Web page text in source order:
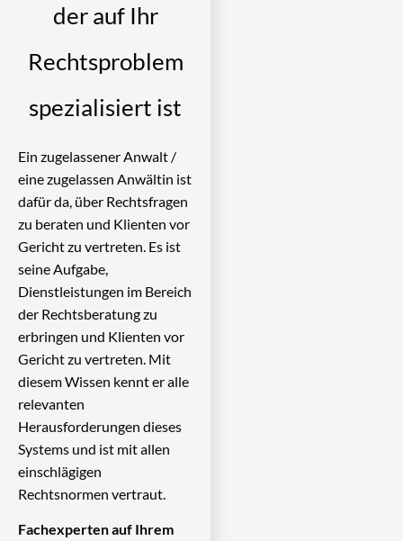
der auf Ihr
Rechtsproblem
spezialisiert ist
Ein zugelassener Anwalt /
eine zugelassen Anwältin ist
dafür da, über Rechtsfragen
zu beraten und Klienten vor
Gericht zu vertreten. Es ist
seine Aufgabe,
Dienstleistungen im Bereich
der Rechtsberatung zu
erbringen und Klienten vor
Gericht zu vertreten. Mit
diesem Wissen kennt er alle
relevanten
Herausforderungen dieses
Systems und ist mit allen
einschlägigen
Rechtsnormen vertraut.
Fachexperten auf Ihrem